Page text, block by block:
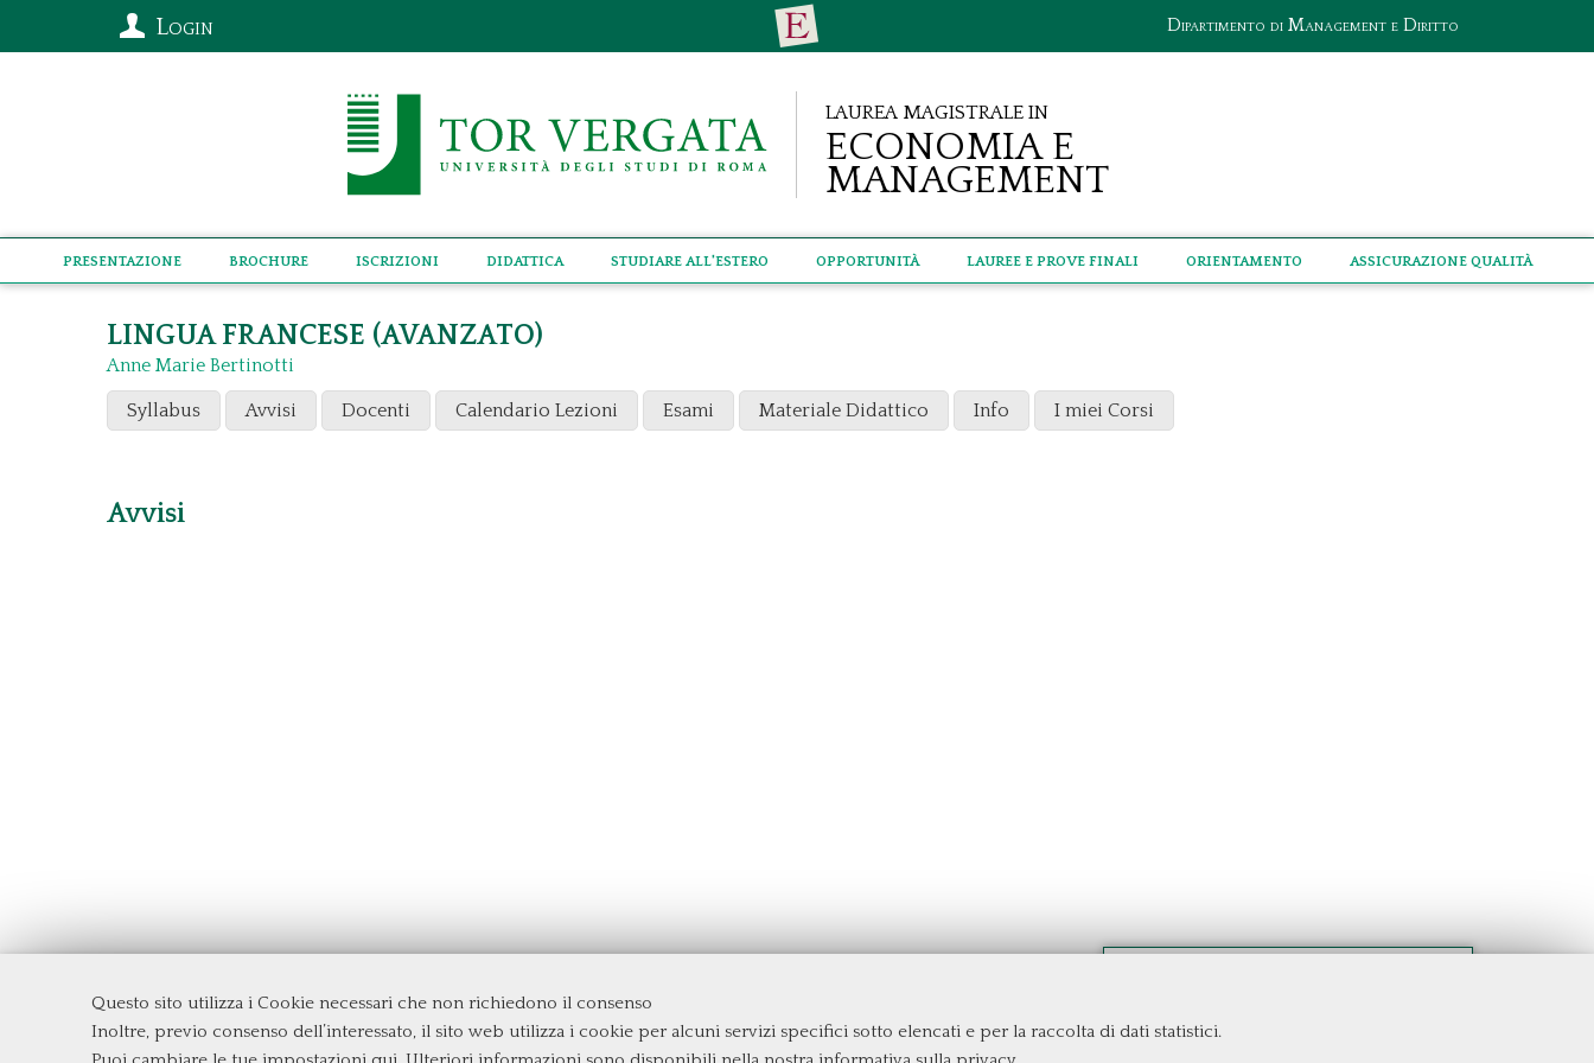
Questo sito utilizza i Cookie necessari che non richiedono il consenso
Inoltre, previo consenso dell’interessato, il sito web utilizza i cookie per alcuni servizi specifici sotto elencati e per la raccolta di dati statistici.
Dipartimento di Management e Diritto
Login
Laurea Magistrale in
Economia e
Management
Presentazione Brochure Iscrizioni Didattica Studiare all'estero Opportunità Lauree e Prove Finali Orientamento Assicurazione qualità
LINGUA FRANCESE (AVANZATO)
Anne Marie Bertinotti
Syllabus Avvisi Docenti Calendario Lezioni Esami Materiale Didattico Info I miei Corsi
Avvisi
Dipartimento di Management e Diritto
Università degli Studi di RomaTor Vergata